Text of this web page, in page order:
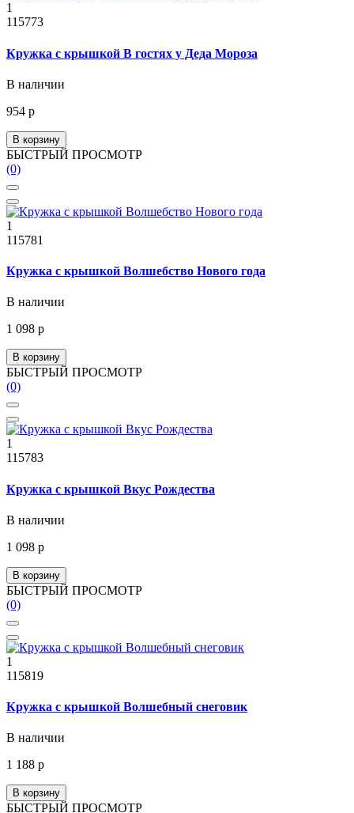
1
115773
Кружка с крышкой В гостях у Деда Мороза
В наличии
954 р
В корзину
БЫСТРЫЙ ПРОСМОТР
(0)
1
115781
Кружка с крышкой Волшебство Нового года
В наличии
1 098 р
В корзину
БЫСТРЫЙ ПРОСМОТР
(0)
1
115783
Кружка с крышкой Вкус Рождества
В наличии
1 098 р
В корзину
БЫСТРЫЙ ПРОСМОТР
(0)
1
115819
Кружка с крышкой Волшебный снеговик
В наличии
1 188 р
В корзину
БЫСТРЫЙ ПРОСМОТР